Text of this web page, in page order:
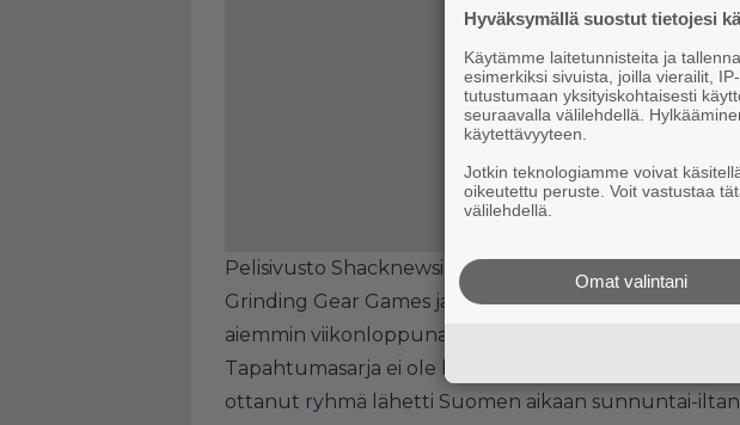
Pelisivusto Shacknewsin mukaan myös Blizzard,
Grinding Gear Games ja
League of Legends-kehittäjä
aiemmin viikonloppuna mahdollisen
Tapahtumasarja ei ole kuitenkaan jäänyt vielä tähän.
ottanut ryhmä lähetti Suomen aikaan sunnuntai-
Hyväksymällä suostut tietojesi
Käytämme laitetunnisteita ja
esimerkiksi sivuista, joilla vierailit,
tutustumaan yksityiskohtaisesti
seuraavalla välilehdellä.
käytettävyyteen.
Jotkin teknologiamme voivat
oikeutettu peruste. Voit vastustaa
välilehdellä.
Omat valintani